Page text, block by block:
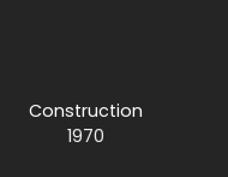
Construction
1970